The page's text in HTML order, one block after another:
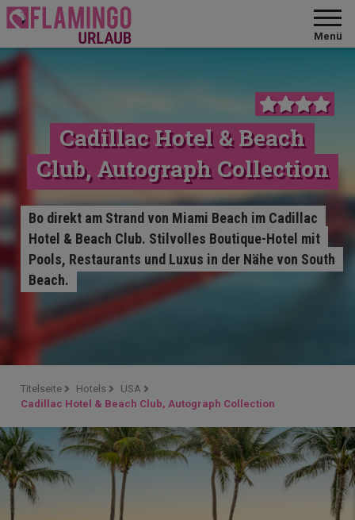
Menü
Cadillac Hotel & Beach
Club, Autograph Collection
Bo direkt am Strand von Miami Beach im Cadillac
Hotel & Beach Club. Stilvolles Boutique-Hotel mit
Pools, Restaurants und Luxus in der Nähe von South
Beach.
Titelseite Hotels
USA
Cadillac Hotel & Beach Club, Autograph Collection